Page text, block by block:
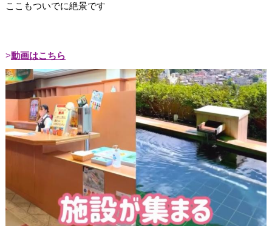
ここもついでに絶景です
動画はこちら